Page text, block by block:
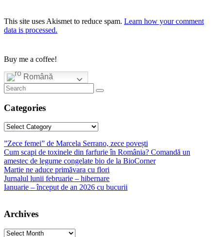
This site uses Akismet to reduce spam. Learn how your comment
data is processed.
Buy me a coffee!
Română
Categories
Categories
”Zece femei” de Marcela Serrano, zece povești
Cum scapi de toxinele din farfurie în România? Comandă un
amestec de legume congelate bio de la BioCorner
Martie ne aduce primăvara cu flori
Jurnalul lunii februarie – hibernare
Ianuarie – început de an 2026 cu bucurii
Archives
Archives